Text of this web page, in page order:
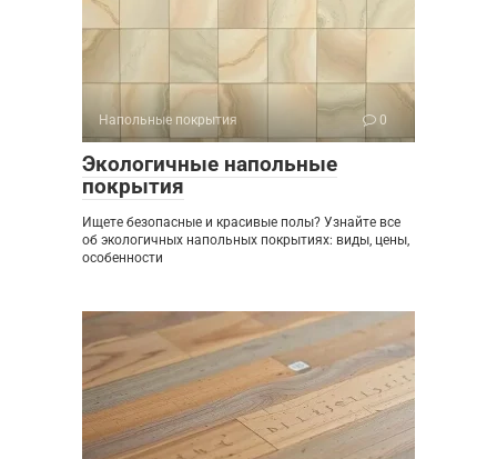
Напольные покрытия 0
Экологичные напольные
покрытия
Ищете безопасные и красивые полы? Узнайте все
об экологичных напольных покрытиях: виды, цены,
особенности